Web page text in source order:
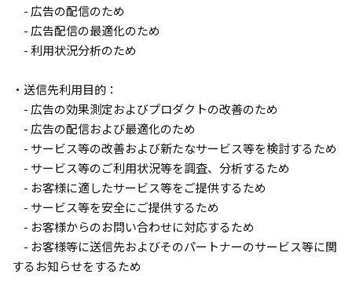
- 広告の配信のため
- 広告配信の最適化のため
- 利用状況分析のため
・送信先利用目的：
- 広告の効果測定およびプロダクトの改善のため
- 広告の配信および最適化のため
- サービス等の改善および新たなサービス等を検討するため
- サービス等のご利用状況等を調査、分析するため
- お客様に適したサービス等をご提供するため
- サービス等を安全にご提供するため
- お客様からのお問い合わせに対応するため
- お客様等に送信先およびそのパートナーのサービス等に関
するお知らせをするため